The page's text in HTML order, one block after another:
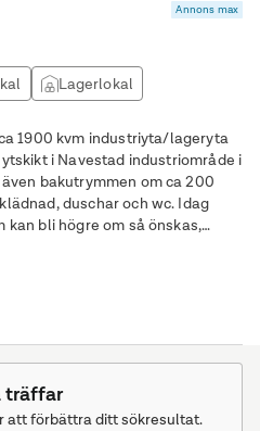
Annons max
Lagerlokal
1900 kvm industriyta/lageryta
i Navestad industriområde i
duschar och wc. Idag
bli högre om så önskas,
klara att köra och gott med
träffar
att förbättra ditt sökresultat.